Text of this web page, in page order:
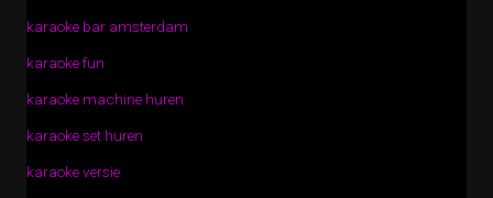
karaoke bar amsterdam
karaoke fun
karaoke machine huren
karaoke set huren
karaoke versie